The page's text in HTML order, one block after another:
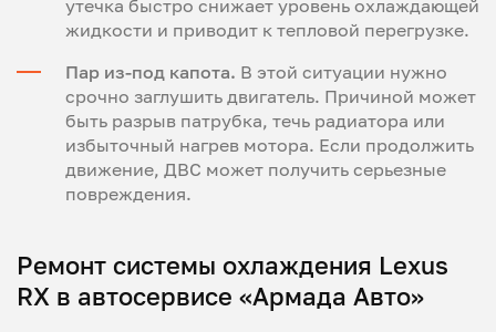
утечка быстро снижает уровень охлаждающей
жидкости и приводит к тепловой перегрузке.
Пар из-под капота. В этой ситуации нужно
срочно заглушить двигатель. Причиной может
быть разрыв патрубка, течь радиатора или
избыточный нагрев мотора. Если продолжить
движение, ДВС может получить серьезные
повреждения.
Ремонт системы охлаждения Lexus
RX в автосервисе «Армада Авто»